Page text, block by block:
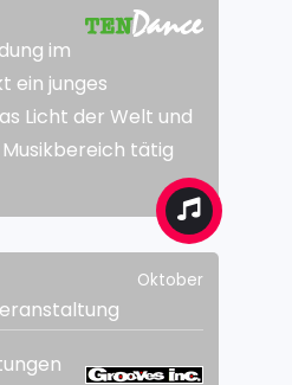
im
ein junges
Licht der Welt und
tätig
Oktober